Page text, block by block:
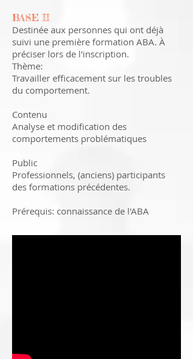
BASE II
Destinée aux personnes qui ont déjà
suivi une première formation ABA. À
préciser lors de l'inscription.
Thème:
Travailler efficacement sur les troubles
du comportement.
Contenu
Analyse et modification des
comportements problématiques
Public
Professionnels, (anciens) participants
des formations précédentes.
Prérequis: connaissance de l'ABA